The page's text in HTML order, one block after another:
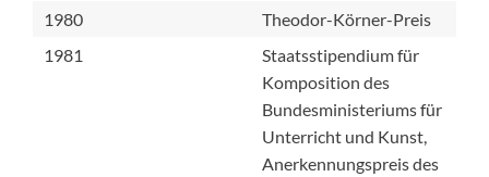
1980
Theodor-Körner-Preis
1981
Staatsstipendium für
Komposition des
Bundesministeriums für
Unterricht und Kunst,
Anerkennungspreis des